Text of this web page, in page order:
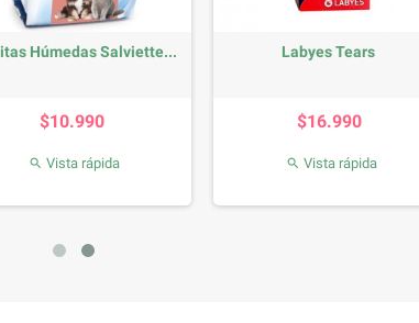
Húmedas Salviette...
$10.990
 Vista rápida
Labyes Tears
$16.990
 Vista rápida